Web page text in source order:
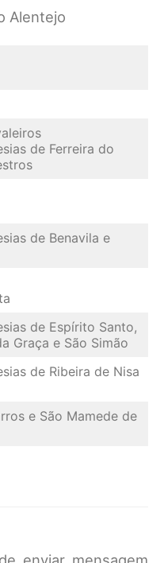
Alentejo
de Ferreira do
de Benavila e
de Espírito Santo,
Graça e São Simão
de Ribeira de Nisa
e São Mamede de